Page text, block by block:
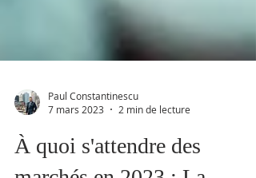
Paul Constantinescu
7 mars 2023